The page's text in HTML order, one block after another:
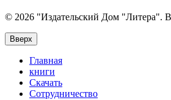
© 2026 "Издательский Дом "Литера".
Вверх
Главная
книги
Скачать
Сотрудничество